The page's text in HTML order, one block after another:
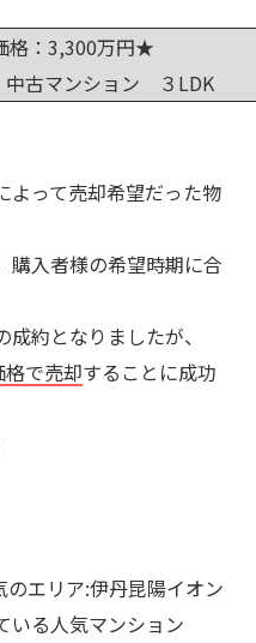
格：3,300万円★
古マンション ３LDK
よって売却希望だった物
購入者様の希望時期に合
約となりましたが、
で売却することに成功
エリア:伊丹昆陽イオン
いる人気マンション